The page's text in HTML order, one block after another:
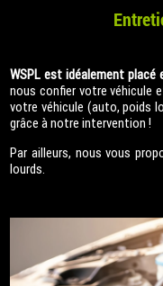
WSPL est idéalement
nous confier votre véhicule
votre véhicule (auto, poids
grâce à notre intervention !
Par ailleurs, nous vous
lourds.